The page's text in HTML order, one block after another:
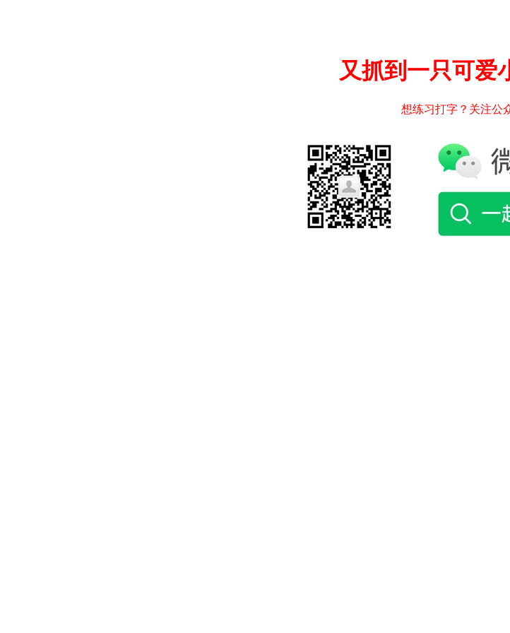
又抓到一只可爱
想练习打字？关注公